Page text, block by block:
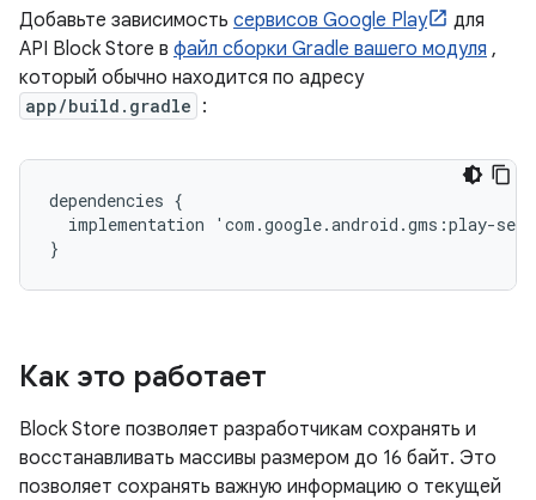
Добавьте зависимость сервисов Google Play
для
API Block Store в файл сборки Gradle вашего модуля ,
который обычно находится по адресу
app/build.gradle :
dependencies {
implementation
' com .google.android .gms :play-
}
Как это работает
Block Store позволяет разработчикам сохранять и
восстанавливать массивы размером до 16 байт. Это
позволяет сохранять важную информацию о текущей